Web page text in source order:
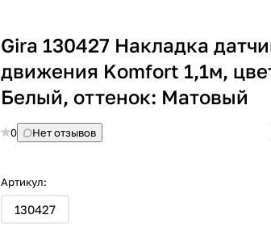
Gira 130427 Накладка
движения Komfort 1,1м,
Белый, оттенок: Матовый
0 Нет отзывов
Артикул:
130427